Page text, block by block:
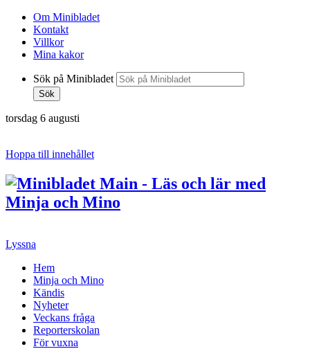
Om Minibladet
Kontakt
Villkor
Mina kakor
Sök på Minibladet
Sök
torsdag 6 augusti
Hoppa till innehållet
Lyssna
Hem
Minja och Mino
Kändis
Nyheter
Veckans fråga
Reporterskolan
För vuxna